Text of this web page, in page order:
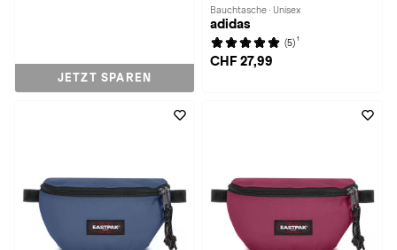
JETZT SPAREN
Bauchtasche · Unisex
adidas
(5) 1
CHF 27,99